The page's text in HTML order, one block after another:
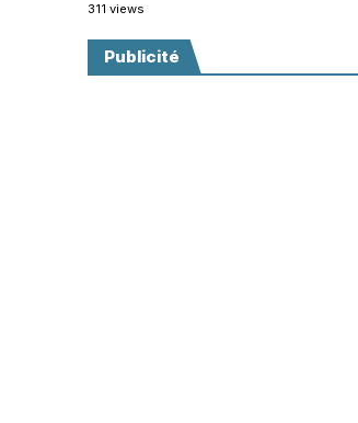
311 views
Publicité